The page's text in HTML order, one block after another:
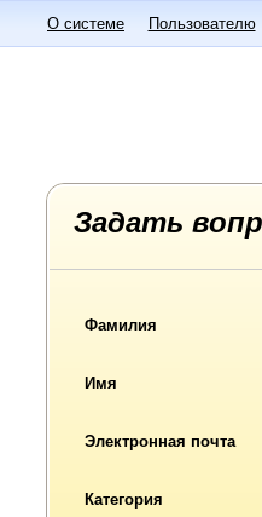
О системе Пользователю
Задать
Фамилия
Имя
Электронная почта
Категория